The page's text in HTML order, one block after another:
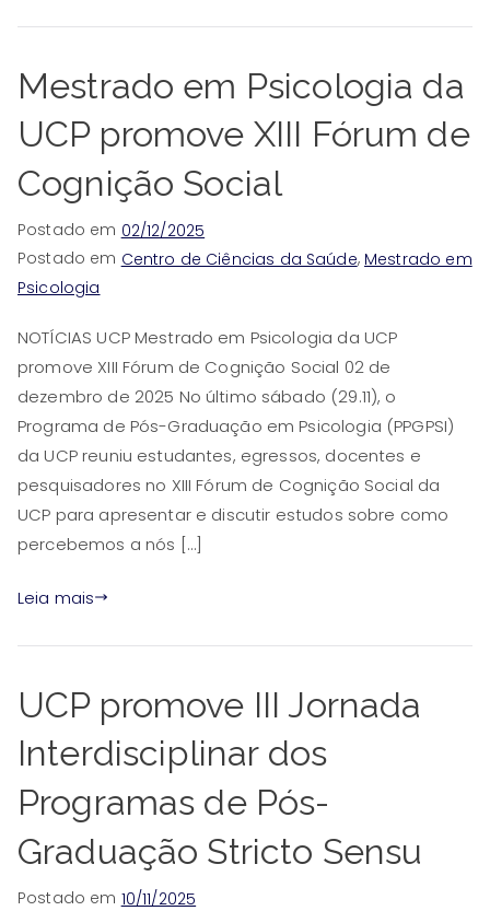
Mestrado em Psicologia da
UCP promove XIII Fórum de
Cognição Social
Postado em 02/12/2025
Postado em Centro de Ciências da Saúde, Mestrado em
Psicologia
NOTÍCIAS UCP Mestrado em Psicologia da UCP
promove XIII Fórum de Cognição Social 02 de
dezembro de 2025 No último sábado (29.11), o
Programa de Pós-Graduação em Psicologia (PPGPSI)
da UCP reuniu estudantes, egressos, docentes e
pesquisadores no XIII Fórum de Cognição Social da
UCP para apresentar e discutir estudos sobre como
percebemos a nós […]
Leia mais
UCP promove III Jornada
Interdisciplinar dos
Programas de Pós-
Graduação Stricto Sensu
Postado em 10/11/2025